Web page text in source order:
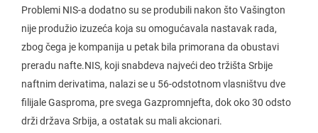
Problemi NIS-a dodatno su se produbili nakon što Vašington
nije produžio izuzeća koja su omogućavala nastavak rada,
zbog čega je kompanija u petak bila primorana da obustavi
preradu nafte.NIS, koji snabdeva najveći deo tržišta Srbije
naftnim derivatima, nalazi se u 56-odstotnom vlasništvu dve
filijale Gasproma, pre svega Gazpromnjefta, dok oko 30 odsto
drži država Srbija, a ostatak su mali akcionari.